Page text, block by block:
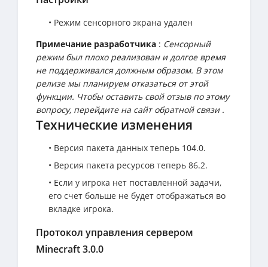
• Режим сенсорного экрана удален
Примечание разработчика : Сенсорный
режим был плохо реализован и долгое время
не поддерживался должным образом. В этом
релизе мы планируем отказаться от этой
функции. Чтобы оставить свой отзыв по этому
вопросу, перейдите на сайт обратной связи .
Технические изменения
• Версия пакета данных теперь 104.0.
• Версия пакета ресурсов теперь 86.2.
• Если у игрока нет поставленной задачи,
его счет больше не будет отображаться во
вкладке игрока.
Протокол управления сервером
Minecraft 3.0.0